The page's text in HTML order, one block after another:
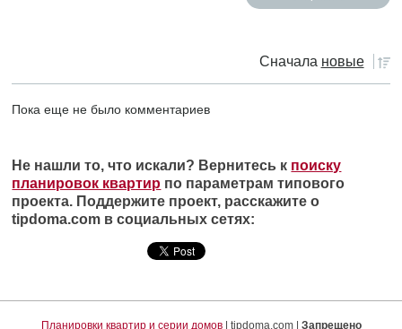
Сначала новые
Пока еще не было комментариев
Не нашли то, что искали? Вернитесь к поиску
планировок квартир по параметрам типового
проекта. Поддержите проект, расскажите о
tipdoma.com в социальных сетях:
Планировки квартир и серии домов| tipdoma.com | Запрещено